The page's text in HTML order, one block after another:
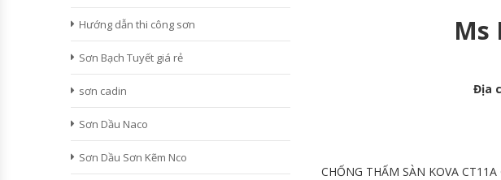
Ms
Địa
CHỐNG THẤM SÀN KOVA
Hướng dẫn thi công sơn
Sơn Bạch Tuyết giá rẻ
sơn cadin
Sơn Dầu Naco
Sơn Dầu Sơn Kẽm Nco